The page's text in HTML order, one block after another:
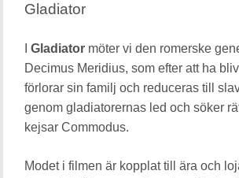
Gladiator
Gladiatormöter vi den romerske
Decimus Meridius, som efter att ha
förlorar sin familj och reduceras till
genom gladiatorernas led och söker
kejsar Commodus.
Modet i filmen är kopplat till ära och